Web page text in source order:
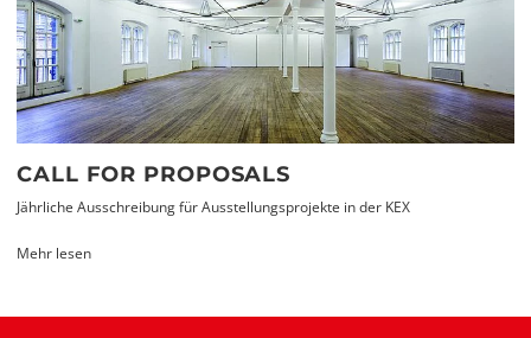
CALL FOR PROPOSALS
Jährliche Ausschreibung für Ausstellungsprojekte in der KEX
Mehr lesen